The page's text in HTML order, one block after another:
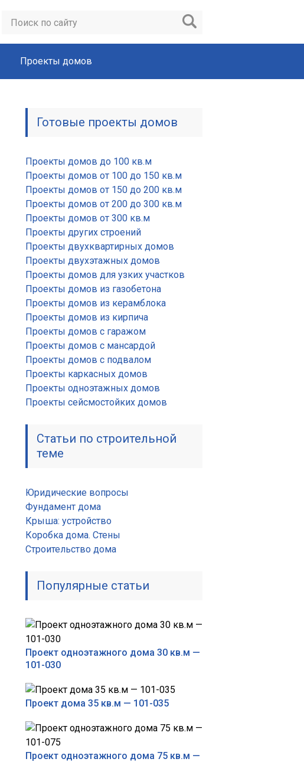
Проекты домов
Готовые проекты домов
Проекты домов до 100 кв.м
Проекты домов от 100 до 150 кв.м
Проекты домов от 150 до 200 кв.м
Проекты домов от 200 до 300 кв.м
Проекты домов от 300 кв.м
Проекты других строений
Проекты двухквартирных домов
Проекты двухэтажных домов
Проекты домов для узких участков
Проекты домов из газобетона
Проекты домов из керамблока
Проекты домов из кирпича
Проекты домов с гаражом
Проекты домов с мансардой
Проекты домов с подвалом
Проекты каркасных домов
Проекты одноэтажных домов
Проекты сейсмостойких домов
Статьи по строительной
теме
Юридические вопросы
Фундамент дома
Крыша: устройство
Коробка дома. Стены
Строительство дома
Популярные статьи
Проект одноэтажного дома 30 кв.м —
101-030
Проект дома 35 кв.м — 101-035
Проект одноэтажного дома 75 кв.м —